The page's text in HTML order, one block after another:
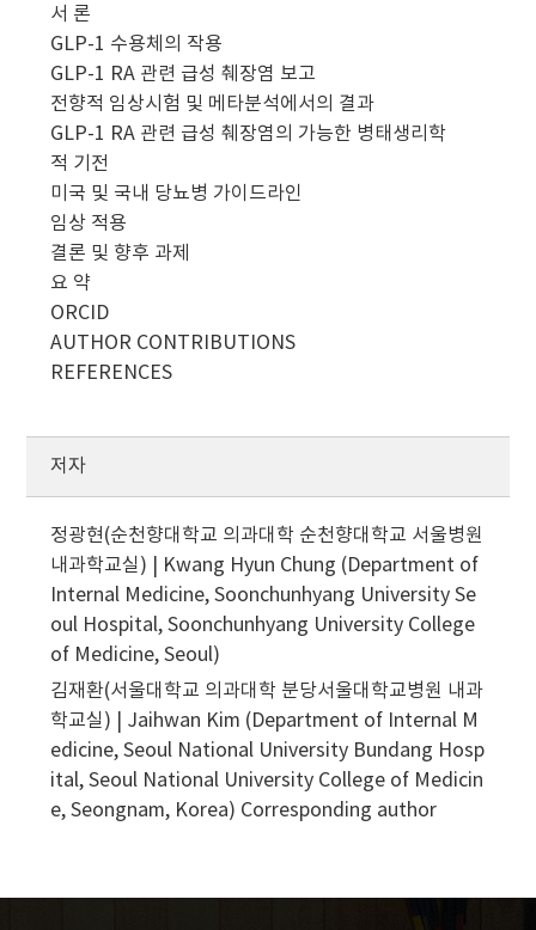
서 론
GLP-1 수용체의 작용
GLP-1 RA 관련 급성 췌장염 보고
전향적 임상시험 및 메타분석에서의 결과
GLP-1 RA 관련 급성 췌장염의 가능한 병태생리학
적 기전
미국 및 국내 당뇨병 가이드라인
임상 적용
결론 및 향후 과제
요 약
ORCID
AUTHOR CONTRIBUTIONS
REFERENCES
저자
정광현(순천향대학교 의과대학 순천향대학교 서울병원
내과학교실) | Kwang Hyun Chung (Department of
Internal Medicine, Soonchunhyang University Se
oul Hospital, Soonchunhyang University College
of Medicine, Seoul)
김재환(서울대학교 의과대학 분당서울대학교병원 내과
학교실) | Jaihwan Kim (Department of Internal M
edicine, Seoul National University Bundang Hosp
ital, Seoul National University College of Medicin
e, Seongnam, Korea) Corresponding author